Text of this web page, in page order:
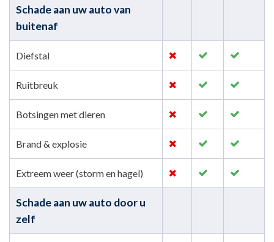
Schade aan uw auto van
buitenaf
Diefstal
Ruitbreuk
Botsingen met dieren
Brand & explosie
Extreem weer (storm en hagel)
Schade aan uw auto door u
zelf